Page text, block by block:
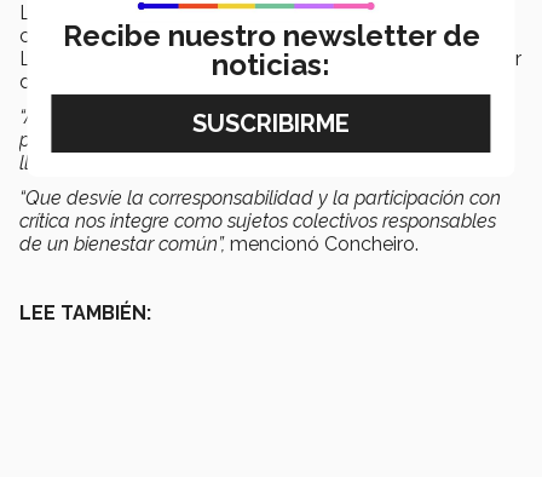
La educación puede generar cambios
conciencias y acciones de las comunidades, indicó
Luciano Concheiro, subsecretario de Educación Superior
de la Secretaría de Educación Pública (SEP).
“Ahí donde la perspectiva de diálogo intercultural nos
puede dar una perspectiva fundamental en lo que
llamamos la revolución de las conciencias.
“Que desvíe la corresponsabilidad y la participación con
crítica nos integre como sujetos colectivos responsables
de un bienestar común”, mencionó Concheiro.
LEE TAMBIÉN:
Recibe nuestro newsletter de
noticias: